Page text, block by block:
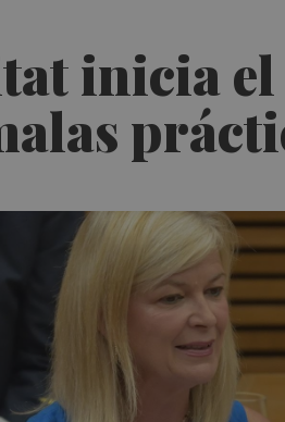
inicia